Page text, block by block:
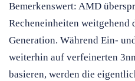
Bemerkenswert: AMD
Recheneinheiten weitgehend
Generation. Während Ein-
weiterhin auf verfeinerten
basieren, werden die